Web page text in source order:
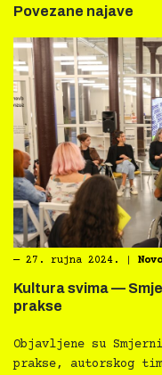
Povezane najave
― 27. rujna 2024.
Kultura svima —
prakse
Objavljene su
prakse, autorskog